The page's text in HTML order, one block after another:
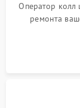
Оператор колл
ремонта